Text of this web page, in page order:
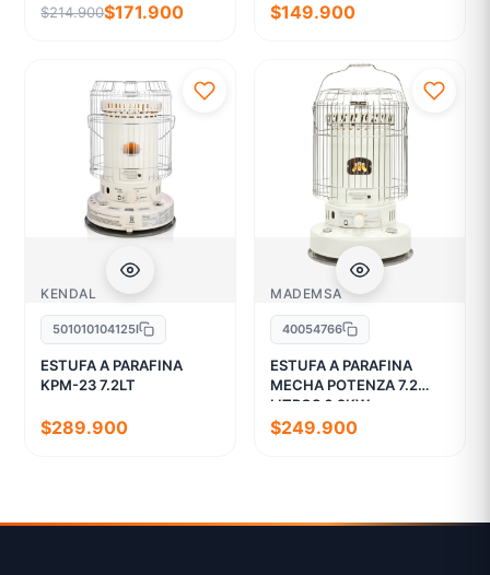
$214.900$171.900 $149.900
KENDAL
501010104125I
ESTUFA A PARAFINA
KPM-23 7.2LT
$289.900
MADEMSA
40054766
ESTUFA A PARAFINA
MECHA POTENZA 7.2
LITROS 6.2KW
$249.900